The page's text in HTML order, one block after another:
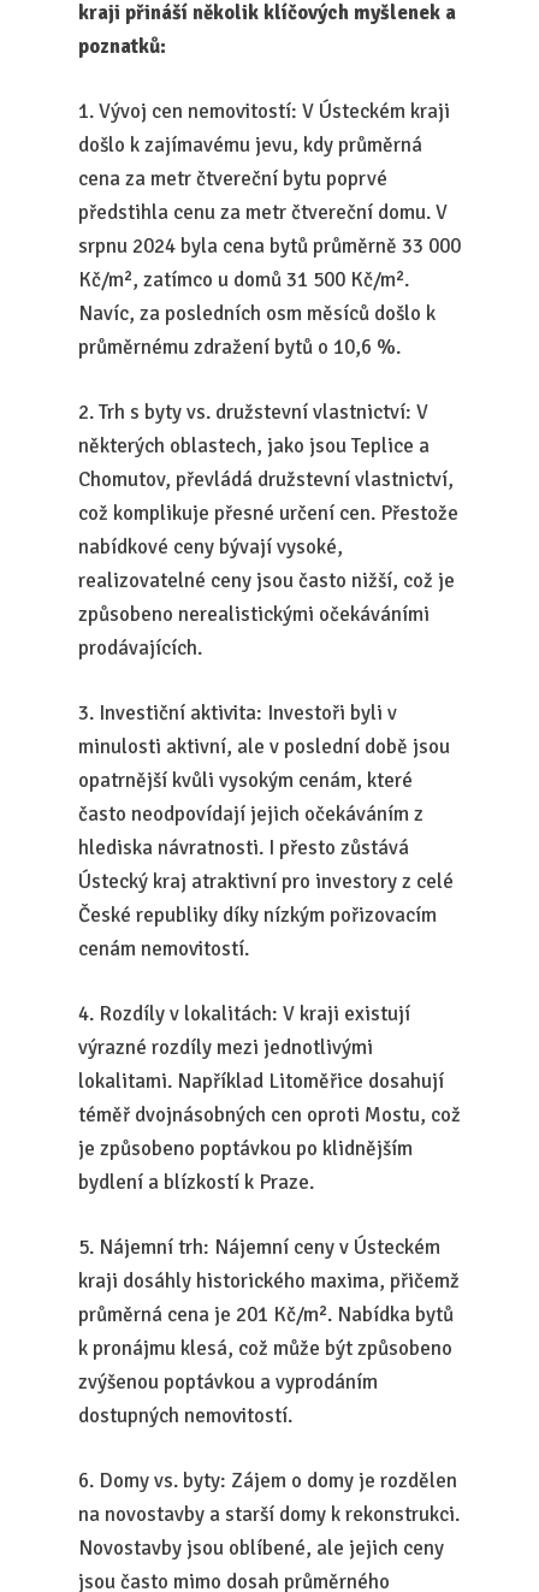
kraji přináší několik klíčových myšlenek a
poznatků:
1. Vývoj cen nemovitostí: V Ústeckém kraji
došlo k zajímavému jevu, kdy průměrná
cena za metr čtvereční bytu poprvé
předstihla cenu za metr čtvereční domu. V
srpnu 2024 byla cena bytů průměrně 33 000
Kč/m², zatímco u domů 31 500 Kč/m².
Navíc, za posledních osm měsíců došlo k
průměrnému zdražení bytů o 10,6 %.
2. Trh s byty vs. družstevní vlastnictví: V
některých oblastech, jako jsou Teplice a
Chomutov, převládá družstevní vlastnictví,
což komplikuje přesné určení cen. Přestože
nabídkové ceny bývají vysoké,
realizovatelné ceny jsou často nižší, což je
způsobeno nerealistickými očekáváními
prodávajících.
3. Investiční aktivita: Investoři byli v
minulosti aktivní, ale v poslední době jsou
opatrnější kvůli vysokým cenám, které
často neodpovídají jejich očekáváním z
hlediska návratnosti. I přesto zůstává
Ústecký kraj atraktivní pro investory z celé
České republiky díky nízkým pořizovacím
cenám nemovitostí.
4. Rozdíly v lokalitách: V kraji existují
výrazné rozdíly mezi jednotlivými
lokalitami. Například Litoměřice dosahují
téměř dvojnásobných cen oproti Mostu, což
je způsobeno poptávkou po klidnějším
bydlení a blízkostí k Praze.
5. Nájemní trh: Nájemní ceny v Ústeckém
kraji dosáhly historického maxima, přičemž
průměrná cena je 201 Kč/m². Nabídka bytů
k pronájmu klesá, což může být způsobeno
zvýšenou poptávkou a vyprodáním
dostupných nemovitostí.
6. Domy vs. byty: Zájem o domy je rozdělen
na novostavby a starší domy k rekonstrukci.
Novostavby jsou oblíbené, ale jejich ceny
jsou často mimo dosah průměrného